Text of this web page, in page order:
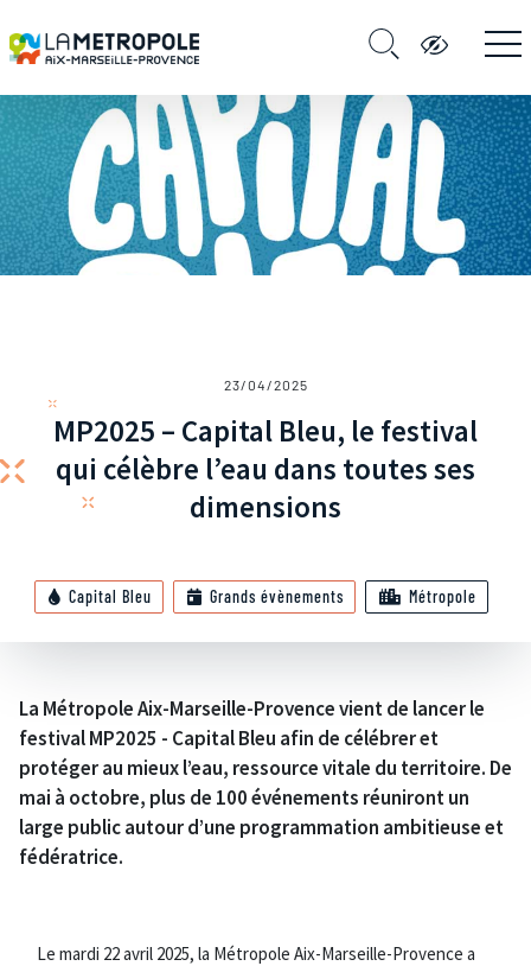
23/04/2025
MP2025 – Capital Bleu, le festival
qui célèbre l’eau dans toutes ses
dimensions
Capital Bleu Grands évènements Métropole
La Métropole Aix-Marseille-Provence vient de lancer le
festival MP2025 - Capital Bleu afin de célébrer et
protéger au mieux l’eau, ressource vitale du territoire. De
mai à octobre, plus de 100 événements réuniront un
large public autour d’une programmation ambitieuse et
fédératrice.
Le mardi 22 avril 2025, la Métropole Aix-Marseille-Provence a